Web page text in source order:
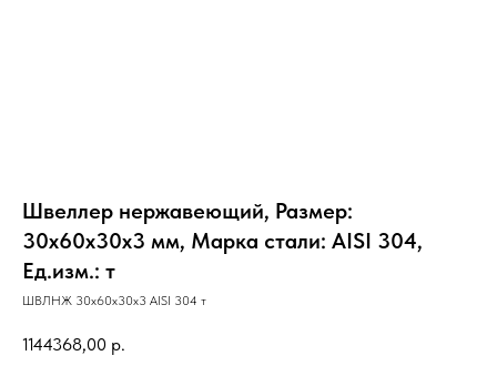
Швеллер нержавеющий, Размер:
30х60х30х3 мм, Марка стали: AISI 304,
Ед.изм.: т
ШВЛНЖ 30х60х30х3 AISI 304 т
1144368,00 р.